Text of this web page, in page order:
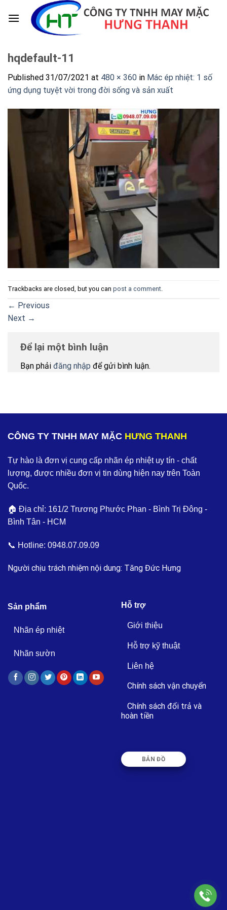
hqdefault-11
Published 31/07/2021 at 480 × 360 in Mác ép nhiệt: 1 số
ứng dụng tuyệt vời trong đời sống và sản xuất
Trackbacks are closed, but you can post a comment.
← Previous
Next →
Để lại một bình luận
Bạn phải đăng nhập để gửi bình luận.
CÔNG TY TNHH MAY MẶC HƯNG THANH
Tự hào là đơn vị cung cấp nhãn ép nhiệt uy tín - chất
lượng, được nhiều đơn vị tin dùng hiện nay trên Toàn
Quốc.
🏠 Địa chỉ: 161/2 Trương Phước Phan - Bình Trị Đông -
Bình Tân - HCM
📞 Hotline: 0948.07.09.09
Người chịu trách nhiệm nội dung: Tăng Đức Hưng
Sản phẩm
Nhãn ép nhiệt
Nhãn sườn
Hỗ trợ
Giới thiệu
Hỗ trợ kỹ thuật
Liên hệ
Chính sách vận chuyển
Chính sách đổi trả và
hoàn tiền
BẢN ĐỒ